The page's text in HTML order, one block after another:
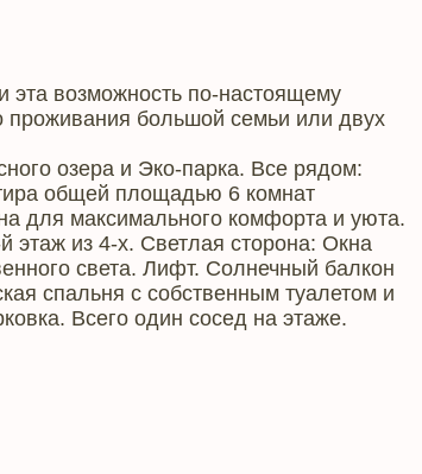
возможность по-настоящему
большой семьи или двух
озера и Эко-парка. Все рядом:
общей площадью 6 комнат
для максимального комфорта и уюта.
этаж из 4-х. Светлая сторона: Окна
света. Лифт. Солнечный балкон
спальня с собственным туалетом и
Всего один сосед на этаже.